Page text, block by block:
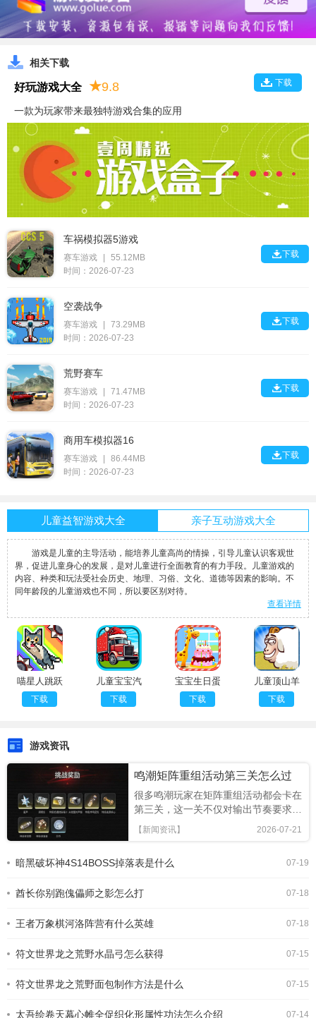
相关下载
下载
好玩游戏大全 ★9.8
一款为玩家带来最独特游戏合集的应用
车祸模拟器5游戏
赛车游戏
55.12MB
时间：2026-07-23
下载
空袭战争
赛车游戏
73.29MB
时间：2026-07-23
下载
荒野赛车
赛车游戏
71.47MB
时间：2026-07-23
下载
商用车模拟器16
赛车游戏
86.44MB
时间：2026-07-23
下载
儿童益智游戏大全 亲子互动游戏大全
游戏是儿童的主导活动，能培养儿童高尚的情操，引导儿童认识客观世
界，促进儿童身心的发展，是对儿童进行全面教育的有力手段。儿童游戏的
内容、种类和玩法受社会历史、地理、习俗、文化、道德等因素的影响。不
同年龄段的儿童游戏也不同，所以要区别对待。
查看详情
喵星人跳跃
CatJump国
际版
下载
儿童宝宝汽
车拼图完整
版
下载
宝宝生日蛋
糕制作免广
告版
下载
儿童顶山羊
下载
游戏资讯
鸣潮矩阵重组活动第三关怎么过
很多鸣潮玩家在矩阵重组活动都会卡在
第三关，这一关不仅对输出节奏要求严
格，转阶段的秒杀机制也很容易让练度
足够的玩家翻车，下面就从机制、配队
略。关卡核心机制梳理矩阵重组第三关
整体分为两个阶段，核
2026-07-21
【新闻资讯】
07-19
暗黑破坏神4S14BOSS掉落表是什么
07-18
酋长你别跑傀儡师之影怎么打
07-18
王者万象棋河洛阵营有什么英雄
07-15
符文世界龙之荒野水晶弓怎么获得
07-15
符文世界龙之荒野面包制作方法是什么
07-14
太吾绘卷天幕心帷全促织化形属性功法怎么介绍